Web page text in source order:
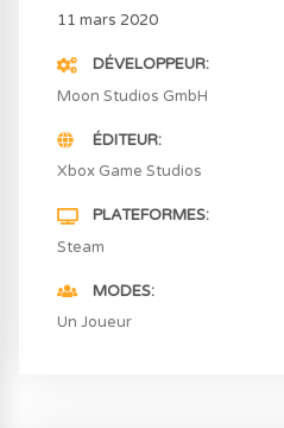
11 mars 2020
DÉVELOPPEUR
Moon Studios GmbH
ÉDITEUR
Xbox Game Studios
PLATEFORMES
Steam
MODES
Un Joueur